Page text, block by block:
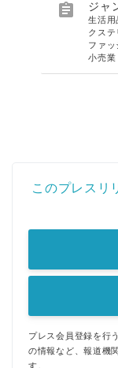
 ジャ
生活用
クステ
ファッ
小売業
このプレスリ
プレス会員登録を行
の情報など、報道機
す。